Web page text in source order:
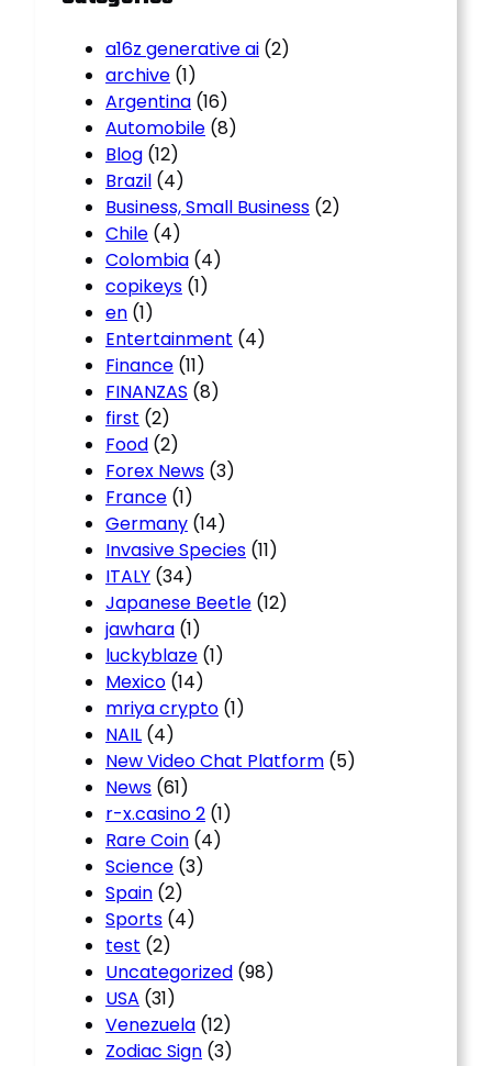
a16z generative ai (2)
archive (1)
Argentina (16)
Automobile (8)
Blog (12)
Brazil (4)
Business, Small Business (2)
Chile (4)
Colombia (4)
copikeys (1)
en (1)
Entertainment (4)
Finance (11)
FINANZAS (8)
first (2)
Food (2)
Forex News (3)
France (1)
Germany (14)
Invasive Species (11)
ITALY (34)
Japanese Beetle (12)
jawhara (1)
luckyblaze (1)
Mexico (14)
mriya crypto (1)
NAIL (4)
New Video Chat Platform (5)
News (61)
r-x.casino 2 (1)
Rare Coin (4)
Science (3)
Spain (2)
Sports (4)
test (2)
Uncategorized (98)
USA (31)
Venezuela (12)
Zodiac Sign (3)